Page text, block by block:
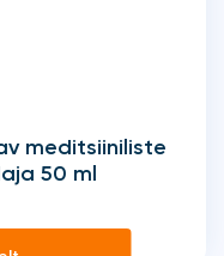
meditsiiniliste
50 ml